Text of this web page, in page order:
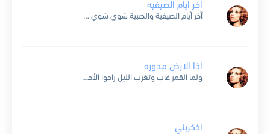
اخر ايام الصيفيه
آخر أيام الصيفية والصبية شوي شوي وصلت ع ساحة ميس الريم وانقطعت فيها العربية آخر ايام المشاوير في غيمة زرقة وبرد كتير وحدي منسية بساحة رمادية أنا والليل وغنية تأخرنا...
اذا الارض مدوره
ولما القمر غاب وتغرب الليل راحوا الأحباب كل واحد بميل وإذا الأرض مدورة يا حبيبي رح نرجع نتلاقى يا حبيبي نتلاقي بالبيت بفي القنطرة إذا يا حبيبي الأرض مدورة
اذكريني